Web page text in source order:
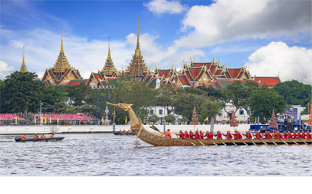
Skip
to
content